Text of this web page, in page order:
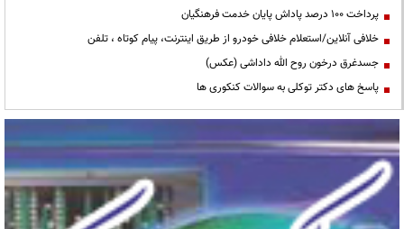
پرداخت ۱۰۰ درصد پاداش پایان خدمت فرهنگیان
خلافی آنلاین/استعلام خلافی خودرو از طریق اینترنت، پیام کوتاه ، تلفن
جسدغرق درخون روح الله داداشی (عکس)
پاسخ های دکتر توکلی به سوالات کنکوری ها